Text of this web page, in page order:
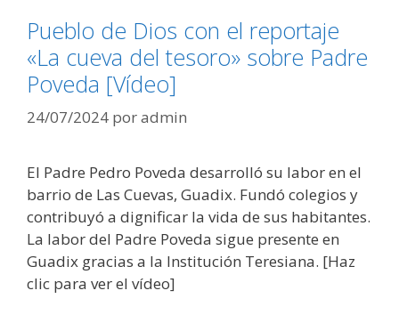
Pueblo de Dios con el reportaje
«La cueva del tesoro» sobre Padre
Poveda [Vídeo]
24/07/2024 poradmin
El Padre Pedro Poveda desarrolló su labor en el
barrio de Las Cuevas, Guadix. Fundó colegios y
contribuyó a dignificar la vida de sus habitantes.
La labor del Padre Poveda sigue presente en
Guadix gracias a la Institución Teresiana. [Haz
clic para ver el vídeo]